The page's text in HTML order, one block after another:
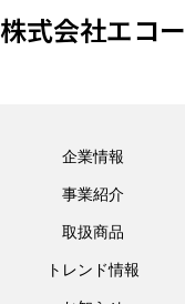
株式会社エコー
企業情報
事業紹介
取扱商品
トレンド情報